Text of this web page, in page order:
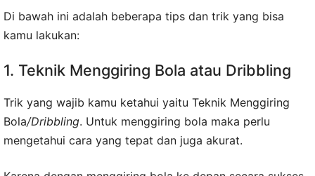
Di bawah ini adalah beberapa tips dan trik yang bisa
kamu lakukan:
1. Teknik Menggiring Bola atau Dribbling
Trik yang wajib kamu ketahui yaitu Teknik Menggiring
Bola/Dribbling. Untuk menggiring bola maka perlu
mengetahui cara yang tepat dan juga akurat.